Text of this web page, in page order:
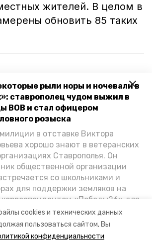
cookies и технических данных
пользоваться сайтом, Вы
конфиденциальности
рыли норы и ночевали в
ставрополец чудом выжил в
ВОВ и стал офицером
розыска
в отставке Виктора
хорошо знают в ветеранских
Ставрополья. Он
общественной организации
со школьниками и
для поддержки земляков на
«Победы26» для
Великой Отечественной»
о зверствах оккупантов в годы
«богатыре» Фиделе Кастро
о борьбе с криминалом на
жителей. В целом в
обновить 85 таких
в Ставрополе
в 2026 году
амбулаторию в
округе отремонтировали
первичного звена